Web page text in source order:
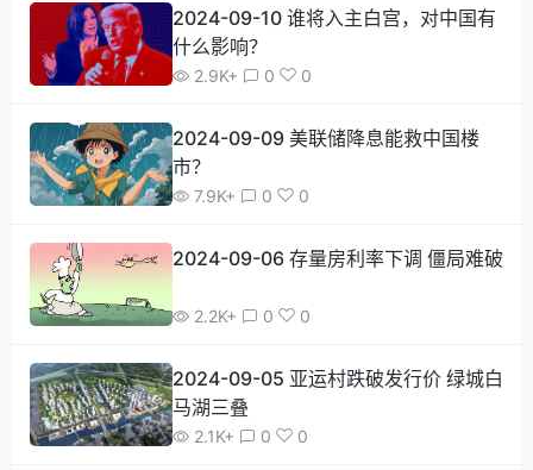
2024-09-10 谁将入主白宫，对中国有
什么影响？
2.9K+ 0 0
2024-09-09 美联储降息能救中国楼
市？
7.9K+ 0 0
2024-09-06 存量房利率下调 僵局难破
2.2K+ 0 0
2024-09-05 亚运村跌破发行价 绿城白
马湖三叠
2.1K+ 0 0